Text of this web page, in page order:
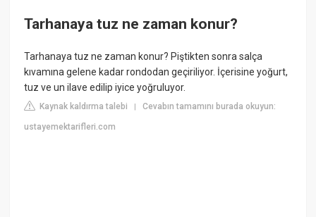
Tarhanaya tuz ne zaman konur?
Tarhanaya tuz ne zaman konur? Piştikten sonra salça
kıvamına gelene kadar rondodan geçiriliyor. İçerisine yoğurt,
tuz ve un ilave edilip iyice yoğruluyor.
Kaynak kaldırma talebi |Cevabın tamamını burada okuyun:
ustayemektarifleri.com